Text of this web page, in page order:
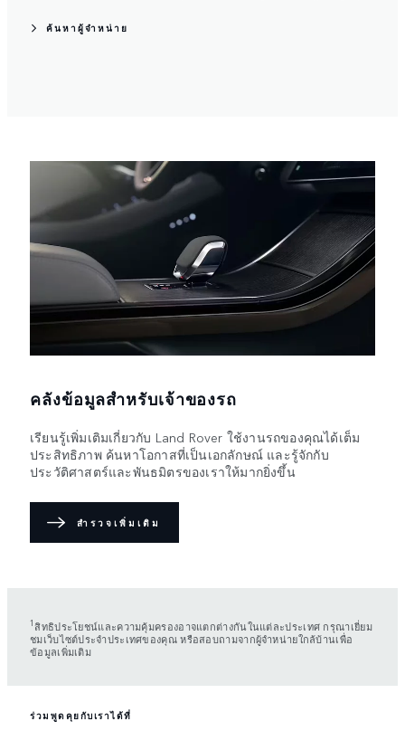
ค้นหาผู้จำหน่าย
คลังข้อมูลสำหรับเจ้าของรถ
เรียนรู้เพิ่มเติมเกี่ยวกับ Land Rover ใช้งานรถของคุณได้เต็ม
ประสิทธิภาพ ค้นหาโอกาสที่เป็นเอกลักษณ์ และรู้จักกับ
ประวัติศาสตร์และพันธมิตรของเราให้มากยิ่งขึ้น
สำรวจเพิ่มเติม
1สิทธิประโยชน์และความคุ้มครองอาจแตกต่างกันในแต่ละประเทศ กรุณาเยี่ยม
ชมเว็บไซต์ประจำประเทศของคุณ หรือสอบถามจากผู้จำหน่ายใกล้บ้านเพื่อ
ข้อมูลเพิ่มเติม
ร่วมพูดคุยกับเราได้ที่